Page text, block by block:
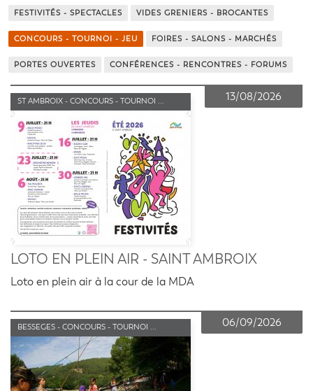
FESTIVITÉS - SPECTACLES VIDES GRENIERS - BROCANTES
CONCOURS - TOURNOI - JEU FOIRES - SALONS - MARCHÉS
PORTES OUVERTES CONFÉRENCES - RENCONTRES - FORUMS
ST AMBROIX - CONCOURS - TOURNOI ... 13/08/2026
LOTO EN PLEIN AIR - SAINT AMBROIX
Loto en plein air à la cour de la MDA
BESSEGES - CONCOURS - TOURNOI ... 06/09/2026